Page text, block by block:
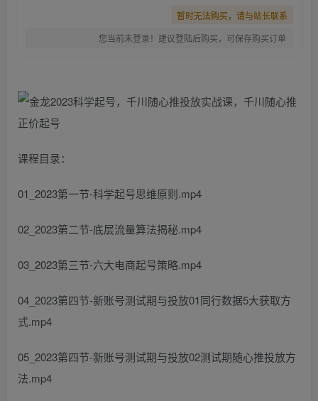
暂时无法购买，请与站长联系
您当前未登录！建议登陆后购买，可保存购买订单
课程目录：
01_2023第一节-科学起号思维原则.mp4
02_2023第二节-底层流量算法揭秘.mp4
03_2023第三节-六大电商起号策略.mp4
04_2023第四节-新账号测试期与投放01同行数据5大获取方
式.mp4
05_2023第四节-新账号测试期与投放02测试期随心推投放方
法.mp4